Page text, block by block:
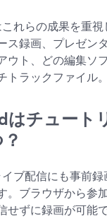
れらの成果を重視
ス録画、プレゼン
ウト、どの編集ソ
トラックファイル
はチュート
ブ配信にも事前録
。ブラウザから参
せずに録画が可能で